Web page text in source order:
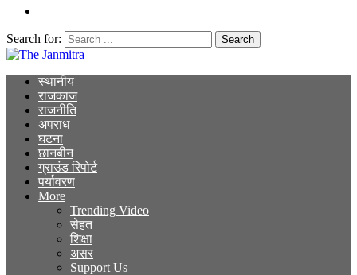
Search for:
The Janmitra
The Janmitra
स्थानीय
राजकाज
राजनीति
अपराध
घटना
छानबीन
ग्राउंड रिपोर्ट
पर्यावरण
More
Trending Video
सेहत
शिक्षा
असर
Support Us